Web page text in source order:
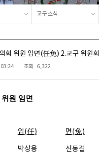
교구소식
회 위원 임면(任免) 2.교구 위원
조회 6,322
원 임면
임(任) 면(免)
박상용 신동걸